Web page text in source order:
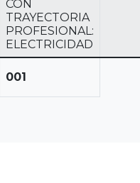
CON
TRAYECTORIA
PROFESIONAL:
ELECTRICIDAD
001